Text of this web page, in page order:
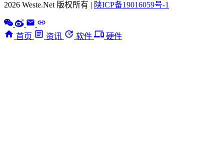
2026 Weste.Net 版权所有 | 陕ICP备19016059号-1
首页 资讯 软件 硬件